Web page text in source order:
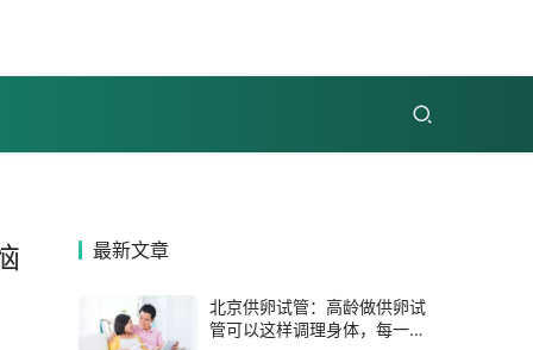
最新文章
北京供卵试管：高龄做供卵试
管可以这样调理身体，每一项